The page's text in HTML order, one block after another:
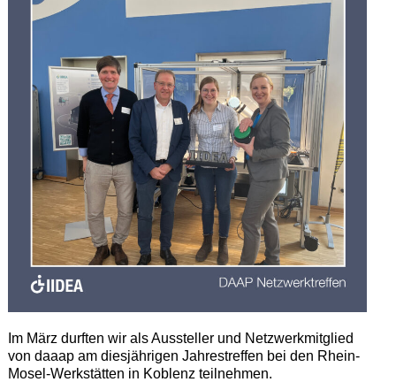
Im März durften wir als Aussteller und Netzwerkmitglied
von daaap am diesjährigen Jahrestreffen bei den Rhein-
Mosel-Werkstätten in Koblenz teilnehmen.